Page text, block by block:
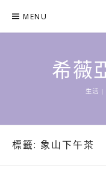
content
MENU
希薇
生活 |
標籤: 象山下午茶